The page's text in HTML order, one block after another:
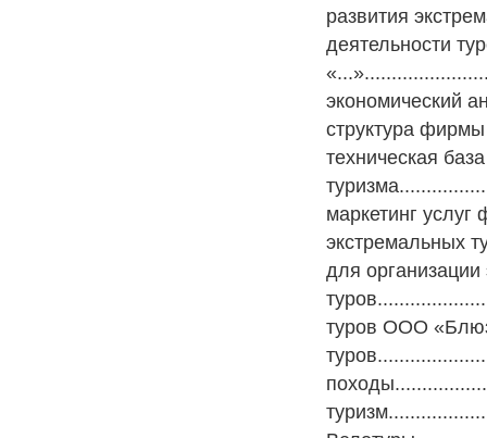
развития
деятельности
экономический
структура
техническая
маркетинг
экстремальных
для
туров ООО